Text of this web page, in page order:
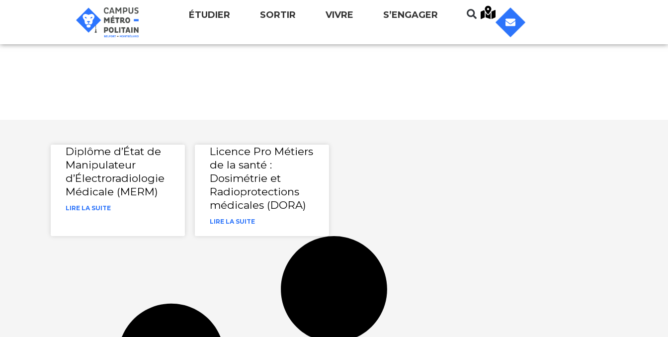
ÉTUDIER SORTIR VIVRE S’ENGAGER
Diplôme d’État de
Manipulateur
d’Électroradiologie
Médicale (MERM)
LIRE LA SUITE
Licence Pro Métiers
de la santé :
Dosimétrie et
Radioprotections
médicales (DORA)
LIRE LA SUITE